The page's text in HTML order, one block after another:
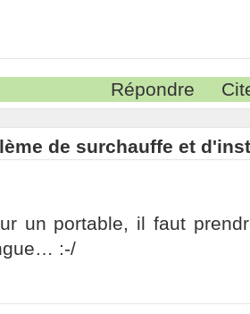
Répondre
de surchauffe et
un portable, il faut
:-/